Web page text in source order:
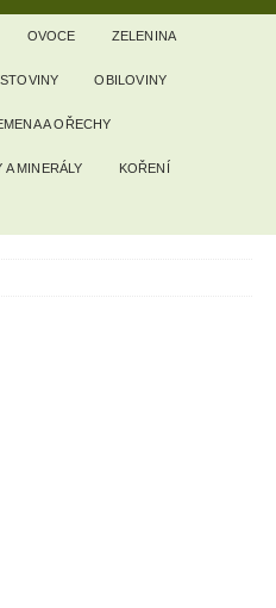
OVOCE ZELENINA
OBILOVINY
A OŘECHY
A MINERÁLY KOŘENÍ